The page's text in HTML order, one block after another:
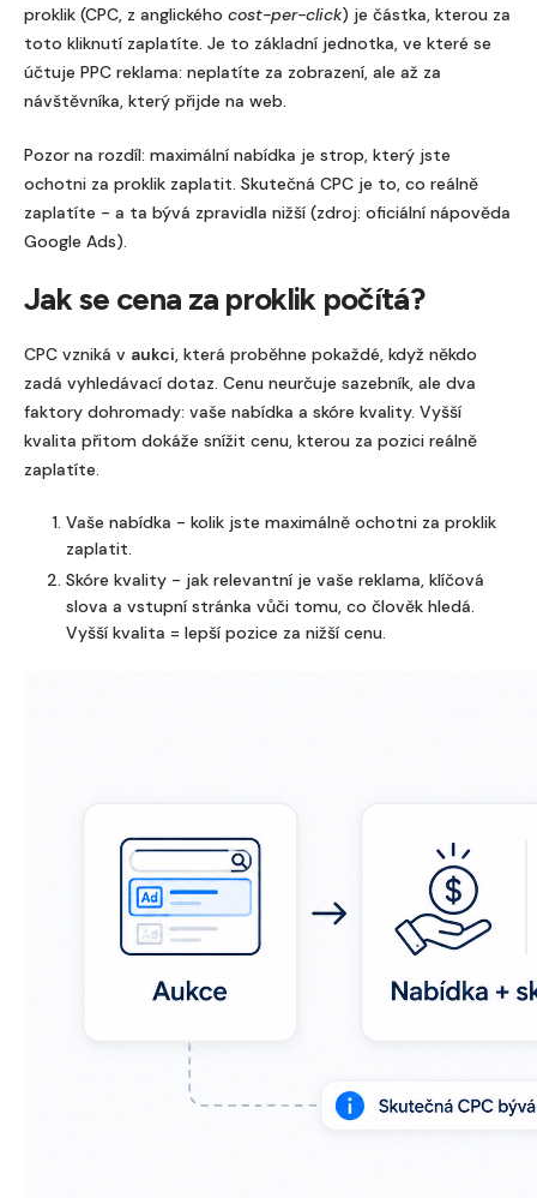
proklik (CPC, z anglického cost-per-click) je částka, kterou za
toto kliknutí zaplatíte. Je to základní jednotka, ve které se
účtuje PPC reklama: neplatíte za zobrazení, ale až za
návštěvníka, který přijde na web.
Pozor na rozdíl: maximální nabídka je strop, který jste
ochotni za proklik zaplatit. Skutečná CPC je to, co reálně
zaplatíte - a ta bývá zpravidla nižší (zdroj: oficiální nápověda
Google Ads).
Jak se cena za proklik počítá?
CPC vzniká v aukci, která proběhne pokaždé, když někdo
zadá vyhledávací dotaz. Cenu neurčuje sazebník, ale dva
faktory dohromady: vaše nabídka a skóre kvality. Vyšší
kvalita přitom dokáže snížit cenu, kterou za pozici reálně
zaplatíte.
Vaše nabídka - kolik jste maximálně ochotni za proklik
zaplatit.
Skóre kvality - jak relevantní je vaše reklama, klíčová
slova a vstupní stránka vůči tomu, co člověk hledá.
Vyšší kvalita = lepší pozice za nižší cenu.